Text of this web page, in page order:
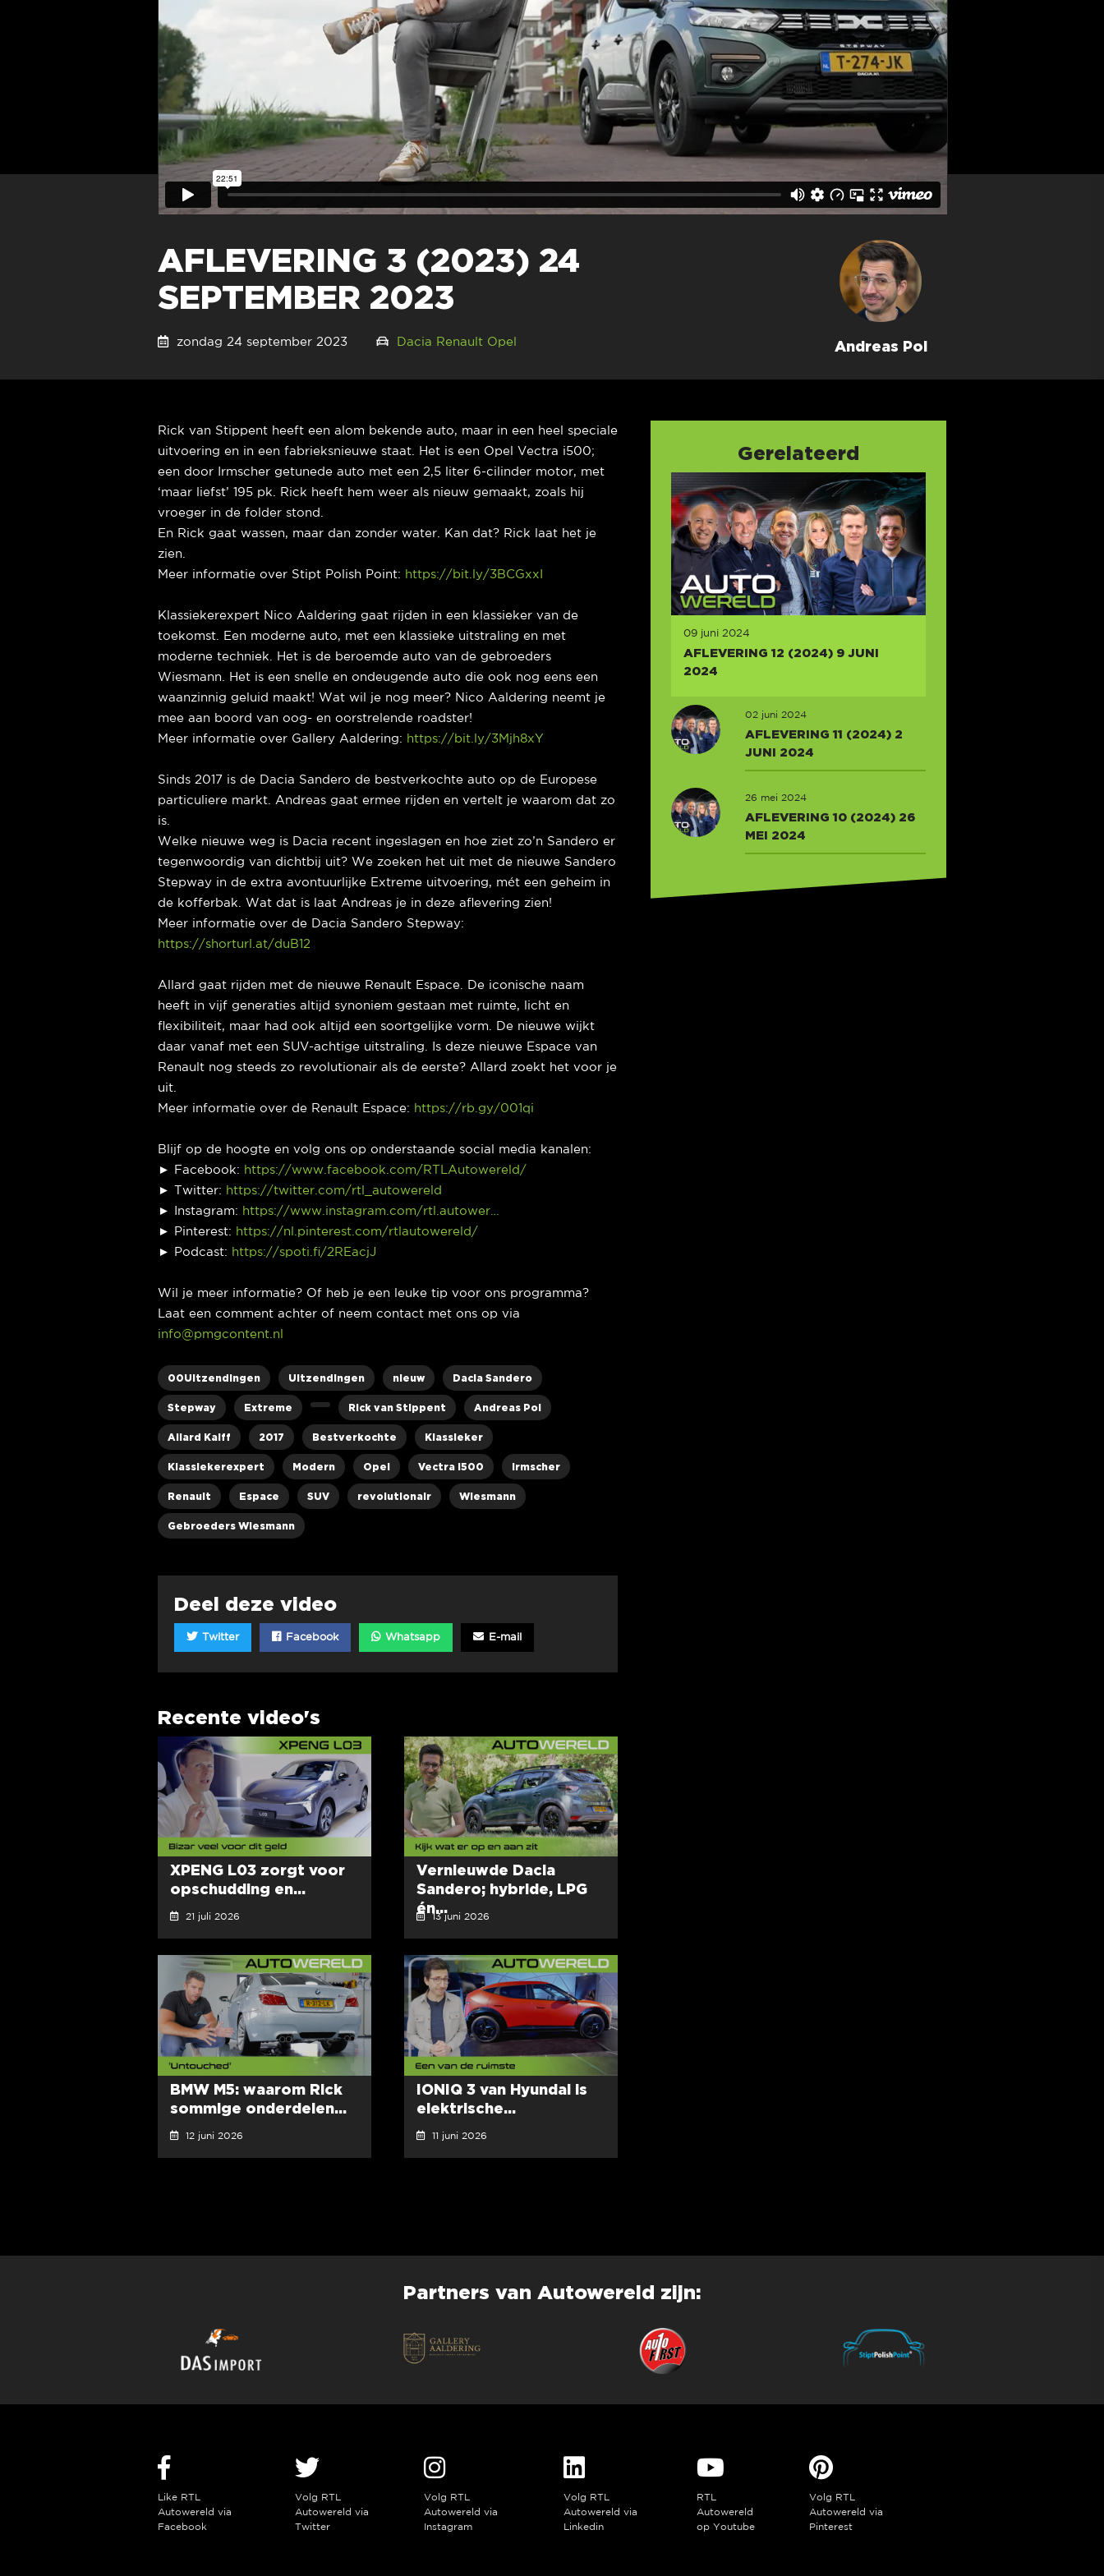
AFLEVERING 3 (2023) 24
SEPTEMBER 2023
zondag 24 september 2023 Dacia Renault Opel Andreas Pol
Rick van Stippent heeft een alom bekende auto, maar in een heel speciale
uitvoering en in een fabrieksnieuwe staat. Het is een Opel Vectra i500;
een door Irmscher getunede auto met een 2,5 liter 6-cilinder motor, met
‘maar liefst’ 195 pk. Rick heeft hem weer als nieuw gemaakt, zoals hij
vroeger in de folder stond.
En Rick gaat wassen, maar dan zonder water. Kan dat? Rick laat het je
zien.
Meer informatie over Stipt Polish Point:
https://bit.ly/3BCGxxI
Klassiekerexpert Nico Aaldering gaat rijden in een klassieker van de
toekomst. Een moderne auto, met een klassieke uitstraling en met
moderne techniek. Het is de beroemde auto van de gebroeders
Wiesmann. Het is een snelle en ondeugende auto die ook nog eens een
waanzinnig geluid maakt! Wat wil je nog meer? Nico Aaldering neemt je
mee aan boord van oog- en oorstrelende roadster!
Meer informatie over Gallery Aaldering:
https://bit.ly/3Mjh8xY
Sinds 2017 is de Dacia Sandero de bestverkochte auto op de Europese
particuliere markt. Andreas gaat ermee rijden en vertelt je waarom dat zo
is.
Welke nieuwe weg is Dacia recent ingeslagen en hoe ziet zo’n Sandero er
tegenwoordig van dichtbij uit? We zoeken het uit met de nieuwe Sandero
Stepway in de extra avontuurlijke Extreme uitvoering, mét een geheim in
de kofferbak. Wat dat is laat Andreas je in deze aflevering zien!
Meer informatie over de Dacia Sandero Stepway:
https://shorturl.at/duB12
Allard gaat rijden met de nieuwe Renault Espace. De iconische naam
heeft in vijf generaties altijd synoniem gestaan met ruimte, licht en
flexibiliteit, maar had ook altijd een soortgelijke vorm. De nieuwe wijkt
daar vanaf met een SUV-achtige uitstraling. Is deze nieuwe Espace van
Renault nog steeds zo revolutionair als de eerste? Allard zoekt het voor je
uit.
Meer informatie over de Renault Espace:
https://rb.gy/001qi
Blijf op de hoogte en volg ons op onderstaande social media kanalen:
► Facebook:
https://www.facebook.com/RTLAutowereld/
► Twitter:
https://twitter.com/rtl_autowereld
► Instagram:
https://www.instagram.com/rtl.autower…
► Pinterest:
https://nl.pinterest.com/rtlautowereld/
► Podcast:
https://spoti.fi/2REacjJ
Wil je meer informatie? Of heb je een leuke tip voor ons programma?
Laat een comment achter of neem contact met ons op via
info@pmgcontent.nl
00Uitzendingen Uitzendingen nieuw Dacia Sandero
Stepway Extreme Rick van Stippent Andreas Pol
Allard Kalff 2017 Bestverkochte Klassieker
Klassiekerexpert Modern Opel Vectra i500 Irmscher
Renault Espace SUV revolutionair Wiesmann
Gebroeders Wiesmann
Deel deze video
Twitter Facebook Whatsapp E-mail
Recente video's
XPENG L03 zorgt voor
opschudding en...
21 juli 2026
Vernieuwde Dacia
Sandero; hybride, LPG
én...
13 juni 2026
BMW M5: waarom Rick
sommige onderdelen...
12 juni 2026
IONIQ 3 van Hyundai is
elektrische...
11 juni 2026
Gerelateerd
09 juni 2024
AFLEVERING 12 (2024) 9 JUNI
2024
02 juni 2024
AFLEVERING 11 (2024) 2
JUNI 2024
26 mei 2024
AFLEVERING 10 (2024) 26
MEI 2024
Partners van Autowereld zijn:
Like RTL
Autowereld via
Facebook
Volg RTL
Autowereld via
Twitter
Volg RTL
Autowereld via
Instagram
Volg RTL
Autowereld via
Linkedin
RTL
Autowereld
op Youtube
Volg RTL
Autowereld via
Pinterest